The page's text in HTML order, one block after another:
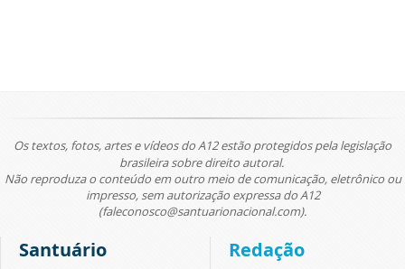
Os textos, fotos, artes e vídeos do A12 estão protegidos pela legislação
brasileira sobre direito autoral.
Não reproduza o conteúdo em outro meio de comunicação, eletrônico ou
impresso, sem autorização expressa do A12
(faleconosco@santuarionacional.com).
Santuário Redação